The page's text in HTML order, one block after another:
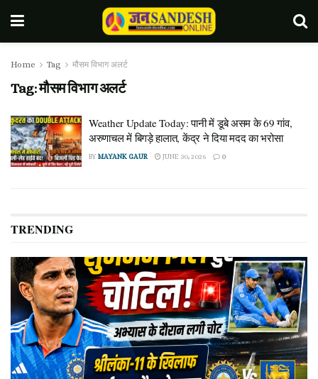
Home Tag मौसम विभाग अलर्ट
Tag:मौसम विभाग अलर्ट
Weather Update Today: पानी में डूबे असम के 69 गांव,
अरुणाचल में बिगड़े हालात, केंद्र ने दिया मदद का भरोसा
BYMAYANK GAUR JUNE 30, 2026 0
TRENDING